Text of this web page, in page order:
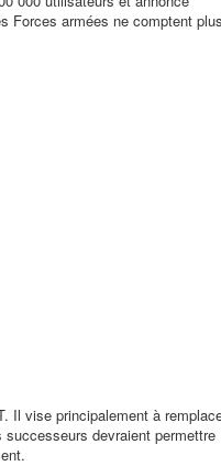
Forces armées ne comptent
Il vise principalement à
devraient permettre